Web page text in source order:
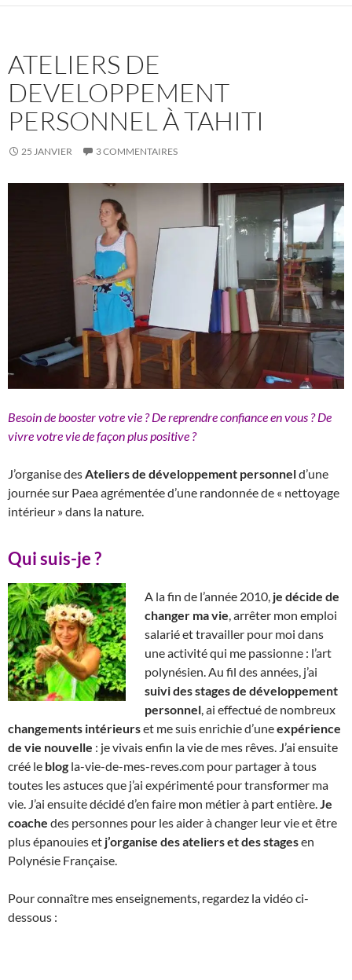
ATELIERS DE
DEVELOPPEMENT
PERSONNEL À TAHITI
25 JANVIER 3 COMMENTAIRES
Besoin de booster votre vie ? De reprendre confiance en vous ? De
vivre votre vie de façon plus positive ?
J’organise desAteliers de développement personneld’une
journée sur Paea agrémentée d’une randonnée de « nettoyage
intérieur » dans la nature.
Qui suis-je ?
A la fin de l’année 2010, je décide de
changer ma vie, arrêter mon emploi
salarié et travailler pour moi dans
une activité qui me passionne : l’art
polynésien. Au fil des années, j’ai
suivi desstages de développement
personnel, ai effectué de nombreux
changements intérieurset me suis enrichie d’uneexpérience
de vie nouvelle : je vivais enfin la vie de mes rêves. J’ai ensuite
créé le blog la-vie-de-mes-reves.com pour partager à tous
toutes les astuces que j’ai expérimenté pour transformer ma
vie. J’ai ensuite décidé d’en faire mon métier à part entière.Je
coache des personnes pour les aider à changer leur vie et être
plus épanouies et j’organise des ateliers et des stagesen
Polynésie Française.
Pour connaître mes enseignements, regardez la vidéo ci-
dessous :